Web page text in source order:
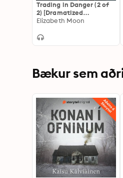
Trading in Danger (2 of
2) [Dramatized
Adaptation]: Vatta's
Elizabeth Moon
Bækur sem